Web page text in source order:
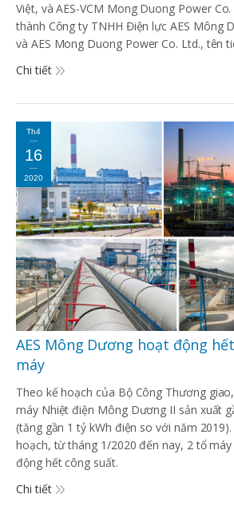
Việt, và AES-VCM Mong Duong Power
thành Công ty TNHH Điện lực AES Mông
và AES Mong Duong Power Co. Ltd., tên
Chi tiết
Th4
16
2020
AES Mông Dương hoạt động
máy
Theo kế hoạch của Bộ Công Thương
máy Nhiệt điện Mông Dương II sản xuất
(tăng gần 1 tỷ kWh điện so với năm
hoạch, từ tháng 1/2020 đến nay, 2 tổ
động hết công suất.
Chi tiết